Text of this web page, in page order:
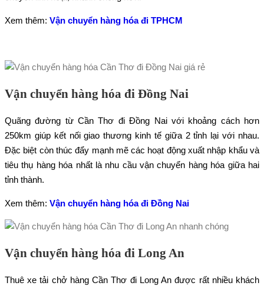
Xem thêm: Vận chuyển hàng hóa đi TPHCM
Vận chuyển hàng hóa đi Đồng Nai
Quãng đường từ Cần Thơ đi Đồng Nai với khoảng cách hơn
250km giúp kết nối giao thương kinh tế giữa 2 tỉnh lại với nhau.
Đặc biệt còn thúc đẩy mạnh mẽ các hoạt động xuất nhập khẩu và
tiêu thụ hàng hóa nhất là nhu cầu vận chuyển hàng hóa giữa hai
tỉnh thành.
Xem thêm: Vận chuyển hàng hóa đi Đồng Nai
Vận chuyển hàng hóa đi Long An
Thuê xe tải chở hàng Cần Thơ đi Long An được rất nhiều khách